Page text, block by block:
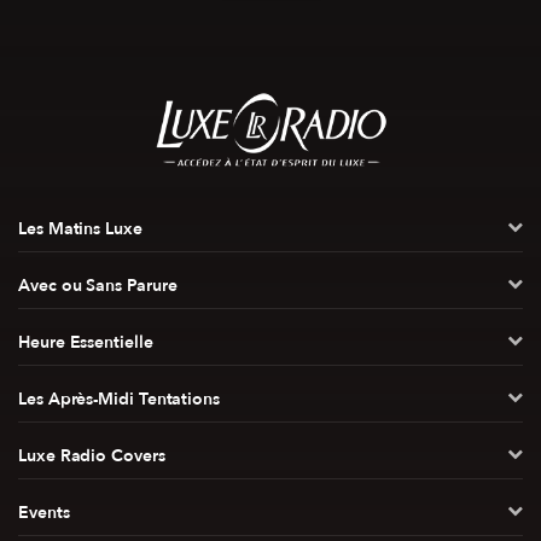
Les Matins Luxe
Avec ou Sans Parure
Heure Essentielle
Les Après-Midi Tentations
Luxe Radio Covers
Events